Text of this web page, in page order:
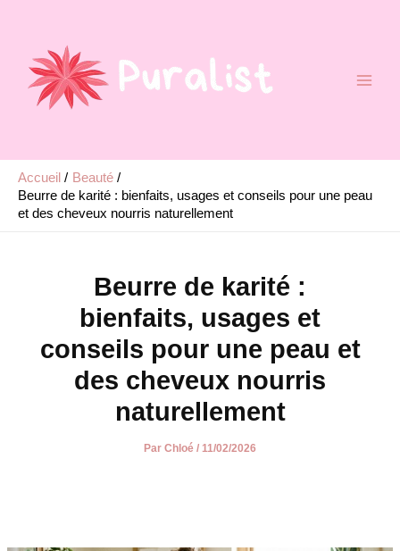
Accueil
Beauté
Beurre de karité : bienfaits, usages et conseils pour une peau
et des cheveux nourris naturellement
Beurre de karité :
bienfaits, usages et
conseils pour une peau et
des cheveux nourris
naturellement
Par Chloé / 11/02/2026